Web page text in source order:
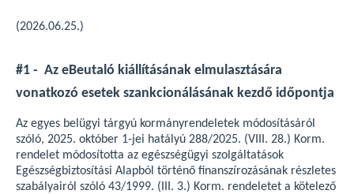
(2026.06.25.)
#1 - Az eBeutaló kiállításának elmulasztására
vonatkozó esetek szankcionálásának kezdő időpontja
Az egyes belügyi tárgyú kormányrendeletek módosításáról
szóló, 2025. október 1-jei hatályú 288/2025. (VIII. 28.) Korm.
rendelet módosította az egészségügyi szolgáltatások
Egészségbiztosítási Alapból történő finanszírozásának részletes
szabályairól szóló 43/1999. (III. 3.) Korm. rendeletet a kötelező